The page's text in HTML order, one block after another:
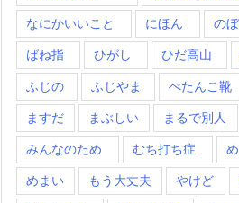
なにかいいこと にほん の
ばね指 ひがし ひだ高山
ふじの ふじやま ぺたんこ靴
ますだ まぶしい まるで別人
みんなのため むち打ち症
めまい もう大丈夫 やけど